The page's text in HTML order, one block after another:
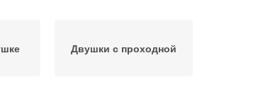
Двушки с проходной